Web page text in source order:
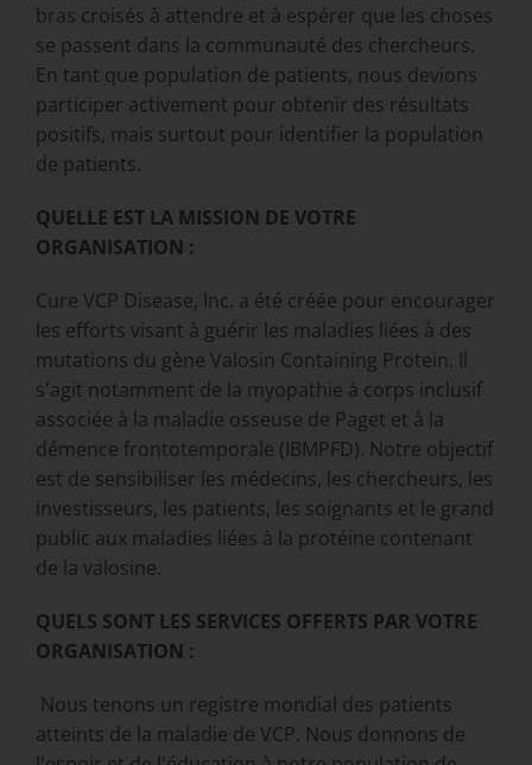
bras croisés à attendre et à espérer que les choses
se passent dans la communauté des chercheurs.
En tant que population de patients, nous devions
participer activement pour obtenir des résultats
positifs, mais surtout pour identifier la population
de patients.
QUELLE EST LA MISSION DE VOTRE
ORGANISATION :
Cure VCP Disease, Inc. a été créée pour encourager
les efforts visant à guérir les maladies liées à des
mutations du gène Valosin Containing Protein. Il
s'agit notamment de la myopathie à corps inclusif
associée à la maladie osseuse de Paget et à la
démence frontotemporale (IBMPFD). Notre objectif
est de sensibiliser les médecins, les chercheurs, les
investisseurs, les patients, les soignants et le grand
public aux maladies liées à la protéine contenant
de la valosine.
QUELS SONT LES SERVICES OFFERTS PAR VOTRE
ORGANISATION :
Nous tenons un registre mondial des patients
atteints de la maladie de VCP. Nous donnons de